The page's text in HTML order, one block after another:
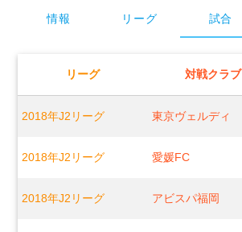
情報 リーグ 試合
リーグ 対戦クラブ
2018年J2リーグ 東京ヴェルディ
2018年J2リーグ 愛媛FC
2018年J2リーグ アビスパ福岡